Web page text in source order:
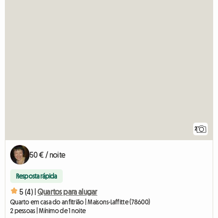
2
50 € / noite
Resposta rápida
5 (4) | Quartos para alugar
Quarto em casa do anfitrião | Maisons-Laffitte (78600)
2 pessoas | Mínimo de 1 noite